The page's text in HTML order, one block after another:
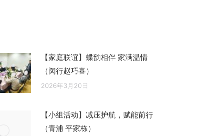
【家庭联谊】蝶韵相伴 家满温情
（闵行赵巧喜）
2026年3月20日
【小组活动】减压护航，赋能前行
（青浦 平家栋）